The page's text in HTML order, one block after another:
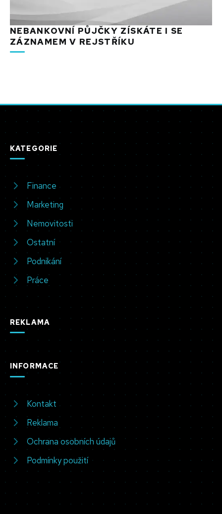
NEBANKOVNÍ PŮJČKY ZÍSKÁTE I SE
ZÁZNAMEM V REJSTŘÍKU
KATEGORIE
Finance
Marketing
Nemovitosti
Ostatní
Podnikání
Práce
REKLAMA
INFORMACE
Kontakt
Reklama
Ochrana osobních údajů
Podmínky použití